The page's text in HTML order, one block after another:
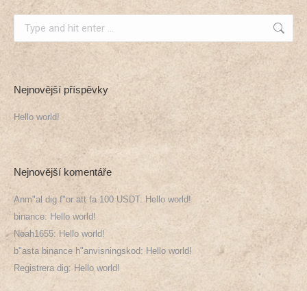
Nejnovější příspěvky
Hello world!
Nejnovější komentáře
Anm"al dig f"or att fa 100 USDT: Hello world!
binance: Hello world!
Noah1655: Hello world!
b"asta binance h"anvisningskod: Hello world!
Registrera dig: Hello world!